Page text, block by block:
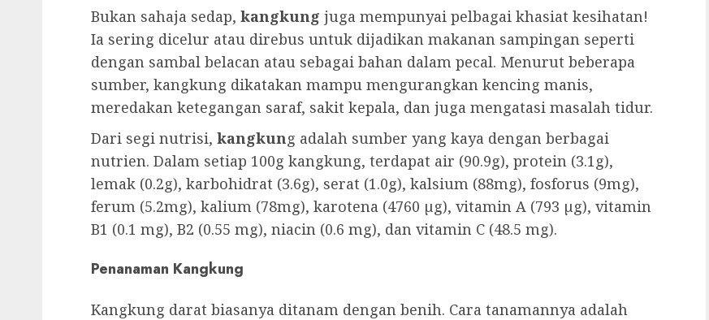
Bukan sahaja sedap, kangkung juga mempunyai pelbagai khasiat kesihatan!
Ia sering dicelur atau direbus untuk dijadikan makanan sampingan seperti
dengan sambal belacan atau sebagai bahan dalam pecal. Menurut beberapa
sumber, kangkung dikatakan mampu mengurangkan kencing manis,
meredakan ketegangan saraf, sakit kepala, dan juga mengatasi masalah tidur.
Dari segi nutrisi, kangkung adalah sumber yang kaya dengan berbagai
nutrien. Dalam setiap 100g kangkung, terdapat air (90.9g), protein (3.1g),
lemak (0.2g), karbohidrat (3.6g), serat (1.0g), kalsium (88mg), fosforus (9mg),
ferum (5.2mg), kalium (78mg), karotena (4760 µg), vitamin A (793 µg), vitamin
B1 (0.1 mg), B2 (0.55 mg), niacin (0.6 mg), dan vitamin C (48.5 mg).
Penanaman Kangkung
Kangkung darat biasanya ditanam dengan benih. Cara tanamannya adalah